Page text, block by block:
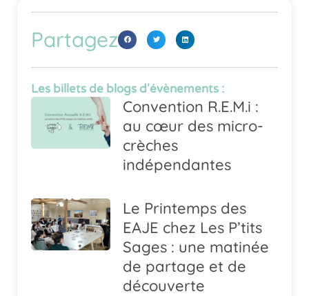
Partagez
Les billets de blogs d'évènements :
Convention R.E.M.i :
au cœur des micro-
crèches
indépendantes
Le Printemps des
EAJE chez Les P’tits
Sages : une matinée
de partage et de
découverte